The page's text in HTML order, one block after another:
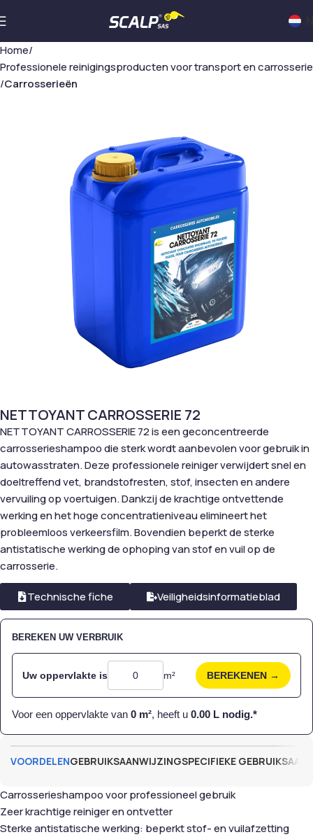
Home
Professionele reinigingsproducten voor transport en carrosserie
Carrosserieën
NETTOYANT CARROSSERIE 72
NETTOYANT CARROSSERIE 72 is een geconcentreerde
carrosserieshampoo die sterk wordt aanbevolen voor gebruik in
autowasstraten. Deze professionele reiniger verwijdert snel en
doeltreffend vet, brandstofresten, stof, insecten en andere
vervuiling op voertuigen. Dankzij de krachtige ontvettende
werking en het hoge concentratieniveau elimineert het
probleemloos verkeersfilm. Bovendien beperkt de sterke
antistatische werking de ophoping van stof en vuil op de
carrosserie.
Technische fiche Veiligheidsinformatieblad
BEREKEN UW VERBRUIK
Uw oppervlakte is m² BEREKENEN →
Voor een oppervlakte van 0 m², heeft u 0.00 L nodig.*
VOORDELENGEBRUIKSAANWIJZINGSPECIFIEKE
Carrosserieshampoo voor professioneel gebruik
Zeer krachtige reiniger en ontvetter
Sterke antistatische werking: beperkt stof- en vuilafzetting